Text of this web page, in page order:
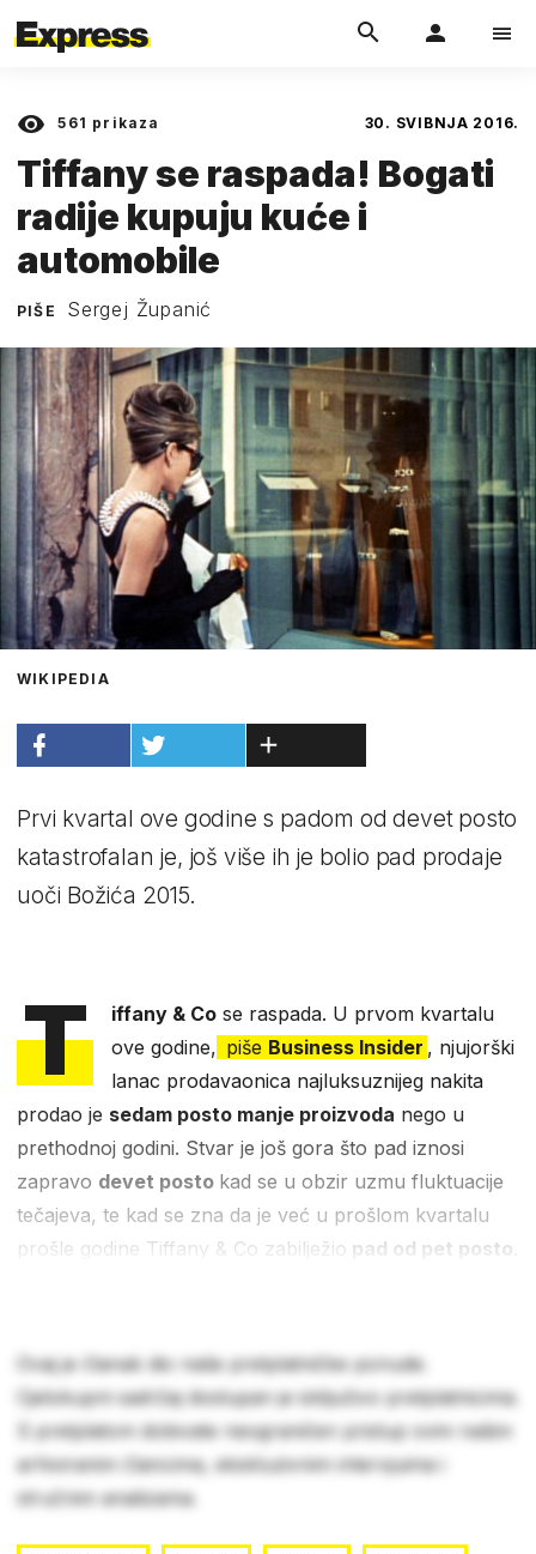
561 prikaza 30. SVIBNJA 2016.
Tiffany se raspada! Bogati
radije kupuju kuće i
automobile
PIŠE Sergej Županić
WIKIPEDIA
Prvi kvartal ove godine s padom od devet posto
katastrofalan je, još više ih je bolio pad prodaje
uoči Božića 2015.
T iffany & Co se raspada. U prvom kvartalu
ove godine, piše Business Insider , njujorški
lanac prodavaonica najluksuznijeg nakita
prodao je sedam posto manje proizvoda nego u
prethodnoj godini. Stvar je još gora što pad iznosi
zapravo devet posto kad se u obzir uzmu fluktuacije
tečajeva, te kad se zna da je već u prošlom kvartalu
prošle godine Tiffany & Co zabilježio pad od pet posto
Ovaj je članak dio naše pretplatničke ponude.
Cjelokupni sadržaj dostupan je isključivo pretplatnicima.
S pretplatom dobivate neograničen pristup svim našim
arhiviranim člancima, ekskluzivnim intervjuima i
stručnim analizama.